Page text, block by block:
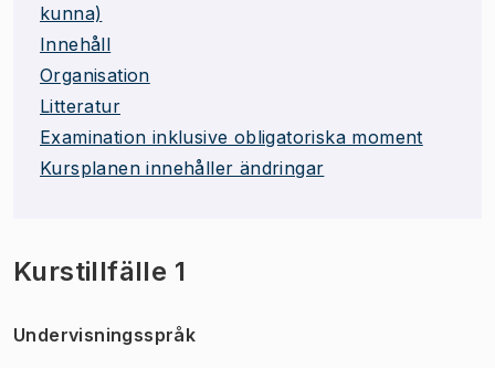
kunna)
Innehåll
Organisation
Litteratur
Examination inklusive obligatoriska moment
Kursplanen innehåller ändringar
Kurstillfälle 1
Undervisningsspråk